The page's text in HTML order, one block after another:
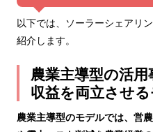
以下では、ソーラーシェアリ
紹介します。
農業主導型の活
収益を両立させ
農業主導型のモデルでは、営